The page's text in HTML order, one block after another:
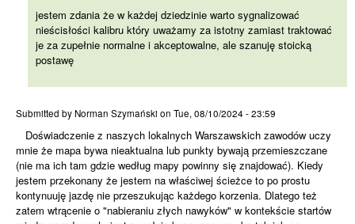
jestem zdania że w każdej dziedzinie warto sygnalizować
nieścisłości kalibru który uważamy za istotny zamiast traktować
je za zupełnie normalne i akceptowalne, ale szanuję stoicką
postawę
Doświadczenie z naszych
Submitted byNorman Szymański on Tue, 08/10/2024 - 23:59
Doświadczenie z naszych lokalnych Warszawskich zawodów uczy
mnie że mapa bywa nieaktualna lub punkty bywają przemieszczane
(nie ma ich tam gdzie według mapy powinny się znajdować). Kiedy
jestem przekonany że jestem na właściwej ścieżce to po prostu
kontynuuję jazdę nie przeszukując każdego korzenia. Dlatego też
zatem wtrącenie o "nabieraniu złych nawyków" w kontekście startów